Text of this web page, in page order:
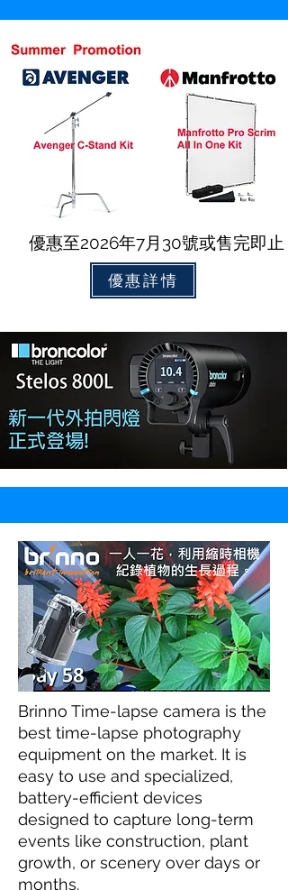
優惠至2026年7月30號或售完即止
優惠詳情
Brinno Time-lapse camera is the
best time-lapse photography
equipment on the market. It is
easy to use and specialized,
battery-efficient devices
designed to capture long-term
events like construction, plant
growth, or scenery over days or
months.